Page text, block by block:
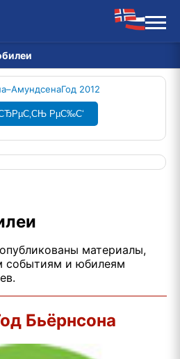
Год 2012
РµС‰С‘
материалы,
событиям и юбилеям
Бьёрнсона